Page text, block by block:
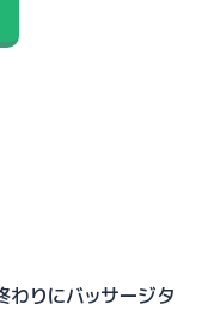
りにバッサージタ